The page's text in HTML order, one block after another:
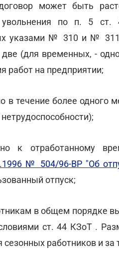
может быть
по п. 5
указами № 310 и № 311
(для временных, -
работ на предприятии;
в течение более одного
к отработанному
№ 504/96-ВР "Об
отпуск;
в общем порядке
ст. 44 КЗоТ .
работников и